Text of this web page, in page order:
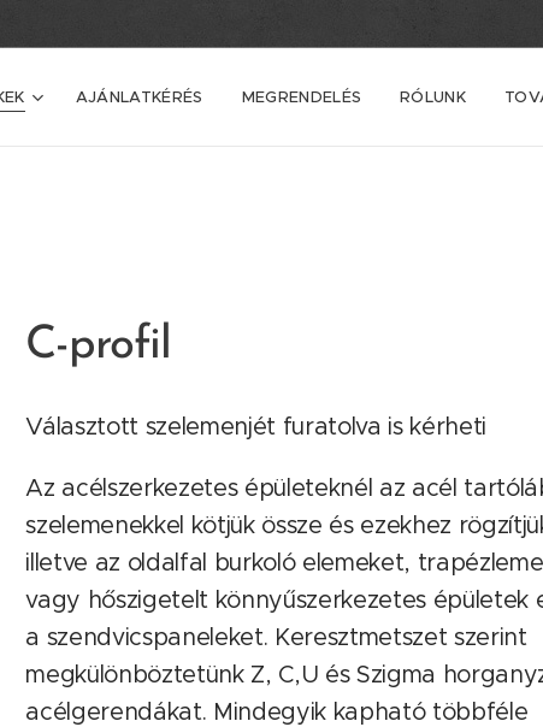
AJÁNLATKÉRÉS MEGRENDELÉS RÓLUNK
C-profil
Választott szelemenjét furatolva is kérheti
Az acélszerkezetes épületeknél az acél
szelemenekkel kötjük össze és ezekhez
illetve az oldalfal burkoló elemeket,
vagy hőszigetelt könnyűszerkezetes épületek
a szendvicspaneleket. Keresztmetszet szerint
megkülönböztetünk Z, C,U és Szigma
acélgerendákat. Mindegyik kapható többféle